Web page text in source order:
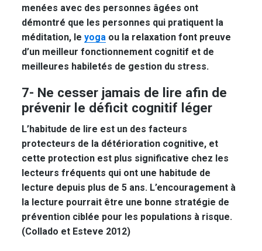
menées avec des personnes âgées ont
démontré que les personnes qui pratiquent la
méditation, leyoga ou la relaxation font preuve
d’un meilleur fonctionnement cognitif et de
meilleures habiletés de gestion du stress.
7- Ne cesser jamais de lire afin de
prévenir le déficit cognitif léger
L’habitude de lire est un des facteurs
protecteurs de la détérioration cognitive, et
cette protection est plus significative chez les
lecteurs fréquents qui ont une habitude de
lecture depuis plus de 5 ans. L’encouragement à
la lecture pourrait être une bonne stratégie de
prévention ciblée pour les populations à risque.
(Collado et Esteve 2012)